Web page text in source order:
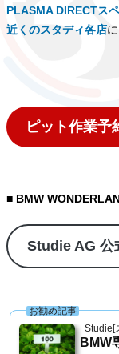
PLASMA DIRECTス
近くのスタディ各店
ピット作業予
■ BMW
Studie AG 公
Studie[
お勧め記事
BMW